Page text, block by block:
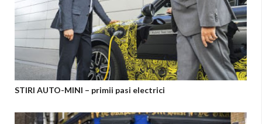
STIRI AUTO-MINI – primii pasi electrici